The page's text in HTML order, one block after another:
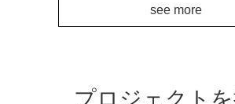
see more
プロジェクト